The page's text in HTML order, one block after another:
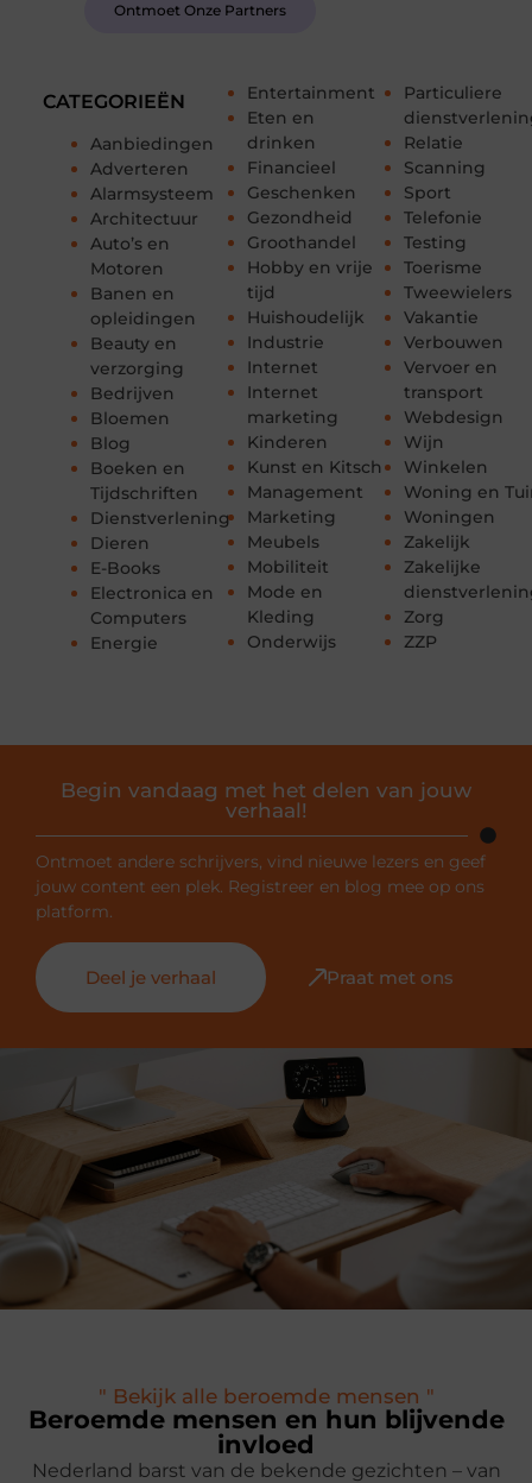
CATEGORIEËN
Aanbiedingen
Adverteren
Alarmsysteem
Architectuur
Auto’s en
Motoren
Banen en
opleidingen
Beauty en
verzorging
Bedrijven
Bloemen
Blog
Boeken en
Tijdschriften
Dienstverlening
Dieren
E-Books
Electronica en
Computers
Energie
Entertainment
Eten en
drinken
Financieel
Geschenken
Gezondheid
Groothandel
Hobby en vrije
tijd
Huishoudelijk
Industrie
Internet
Internet
marketing
Kinderen
Kunst en Kitsch
Management
Marketing
Meubels
Mobiliteit
Mode en
Kleding
Onderwijs
Particuliere
Relatie
Scanning
Sport
Telefonie
Testing
Toerisme
Tweewielers
Vakantie
Verbouwen
Vervoer en
transport
Webdesign
Wijn
Winkelen
Woning en
Woningen
Zakelijk
Zakelijke
Zorg
ZZP
Ontmoet Onze Partners
Begin vandaag met het delen van jouw
verhaal!
Ontmoet andere schrijvers, vind nieuwe lezers en geef
jouw content een plek. Registreer en blog mee op ons
platform.
Deel je verhaal Praat met ons
" Bekijk alle beroemde mensen "
Beroemde mensen en hun blijvende
invloed
Nederland barst van de bekende gezichten – van